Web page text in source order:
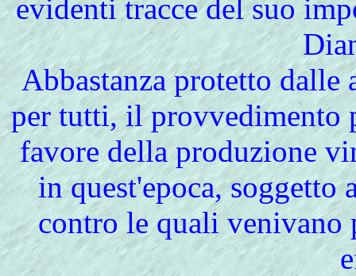
evidenti tracce del suo
Abbastanza protetto
per tutti, il provvedimento
favore della produzione
in quest'epoca,
contro le quali venivano